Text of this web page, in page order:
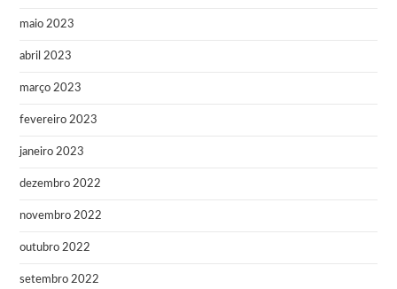
maio 2023
abril 2023
março 2023
fevereiro 2023
janeiro 2023
dezembro 2022
novembro 2022
outubro 2022
setembro 2022